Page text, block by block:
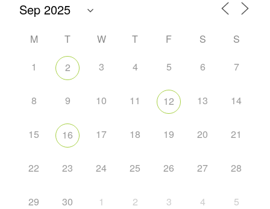
M T W T F S
S
1
2 3 4 5 6 7
8 9 10 11 12 13 14
15 16 17 18 19 20 21
22 23 24 25 26 27 28
29 30 1 2 3 4 5